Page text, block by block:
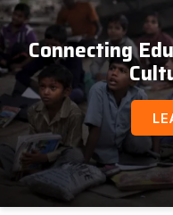
Education,